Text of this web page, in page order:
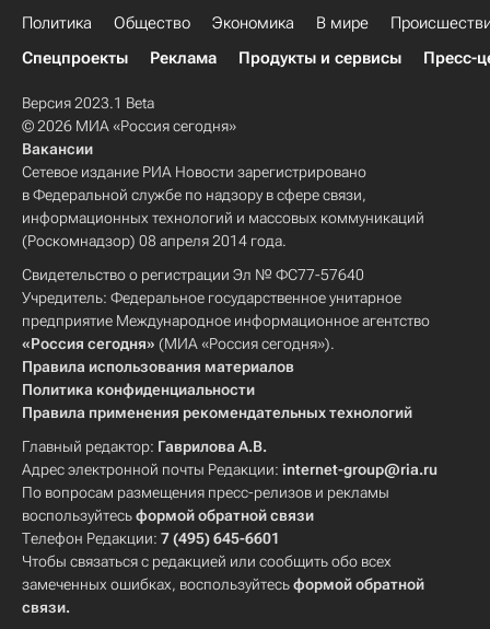
Политика Общество Экономика В мире
Спецпроекты
Реклама Продукты и сервисы Пресс-
Версия 2023.1 Beta
© 2026 МИА «Россия сегодня»
Вакансии
Сетевое издание РИА Новости зарегистрировано
в Федеральной службе по надзору в сфере связи,
информационных технологий и массовых коммуникаций
(Роскомнадзор) 08 апреля 2014 года.
Свидетельство о регистрации Эл № ФС77-57640
Учредитель: Федеральное государственное унитарное
предприятие Международное информационное агентство
«Россия сегодня» (МИА «Россия сегодня»).
Правила использования материалов
Политика конфиденциальности
Правила применения рекомендательных технологий
Главный редактор: Гаврилова А.В.
Адрес электронной почты Редакции: internet-group@ria.ru
По вопросам размещения пресс-релизов и рекламы
воспользуйтесьформой обратной связи
Телефон Редакции: 7 (495) 645-6601
Чтобы связаться с редакцией или сообщить обо всех
замеченных ошибках, воспользуйтесьформой обратной
связи.